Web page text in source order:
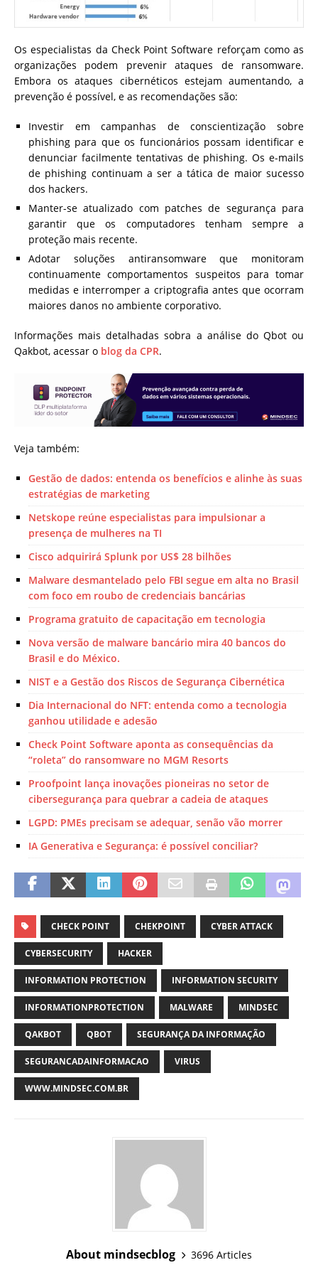
Os especialistas da Check Point Software reforçam como as
organizações podem prevenir ataques de ransomware.
Embora os ataques cibernéticos estejam aumentando, a
prevenção é possível, e as recomendações são:
Investir em campanhas de conscientização sobre
phishing para que os funcionários possam identificar e
denunciar facilmente tentativas de phishing. Os e-mails
de phishing continuam a ser a tática de maior sucesso
dos hackers.
Manter-se atualizado com patches de segurança para
garantir que os computadores tenham sempre a
proteção mais recente.
Adotar soluções antiransomware que monitoram
continuamente comportamentos suspeitos para tomar
medidas e interromper a criptografia antes que ocorram
maiores danos no ambiente corporativo.
Informações mais detalhadas sobra a análise do Qbot ou
Qakbot, acessar o blog da CPR.
Veja também:
Gestão de dados: entenda os benefícios e alinhe às suas
estratégias de marketing
Netskope reúne especialistas para impulsionar a
presença de mulheres na TI
Cisco adquirirá Splunk por US$ 28 bilhões
Malware desmantelado pelo FBI segue em alta no Brasil
com foco em roubo de credenciais bancárias
Programa gratuito de capacitação em tecnologia
Nova versão de malware bancário mira 40 bancos do
Brasil e do México.
NIST e a Gestão dos Riscos de Segurança Cibernética
Dia Internacional do NFT: entenda como a tecnologia
ganhou utilidade e adesão
Check Point Software aponta as consequências da
“roleta” do ransomware no MGM Resorts
Proofpoint lança inovações pioneiras no setor de
cibersegurança para quebrar a cadeia de ataques
LGPD: PMEs precisam se adequar, senão vão morrer
IA Generativa e Segurança: é possível conciliar?
CHECK POINT CHEKPOINT CYBER ATTACK
CYBERSECURITY HACKER
INFORMATION PROTECTION INFORMATION SECURITY
INFORMATIONPROTECTION MALWARE MINDSEC
QAKBOT QBOT SEGURANÇA DA INFORMAÇÃO
SEGURANCADAINFORMACAO VIRUS
WWW.MINDSEC.COM.BR
About mindsecblog
3696 Articles